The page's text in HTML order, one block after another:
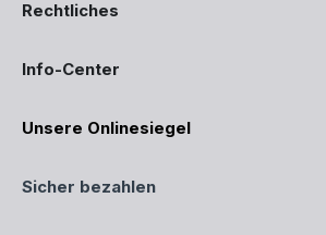
Rechtliches
Info-Center
Unsere Onlinesiegel
Sicher bezahlen